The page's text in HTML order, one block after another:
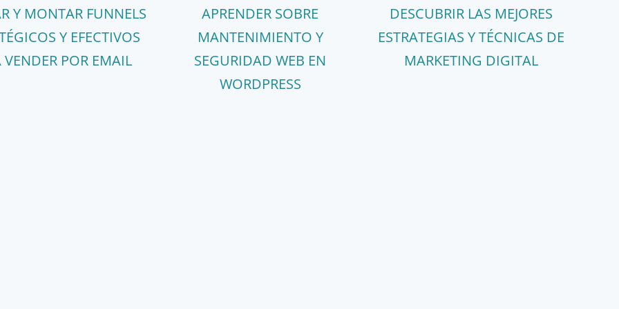
Y MONTAR FUNNELS
Y EFECTIVOS
VENDER POR EMAIL
APRENDER SOBRE
MANTENIMIENTO Y
SEGURIDAD WEB EN
WORDPRESS
DESCUBRIR LAS MEJORES
ESTRATEGIAS Y TÉCNICAS DE
MARKETING DIGITAL